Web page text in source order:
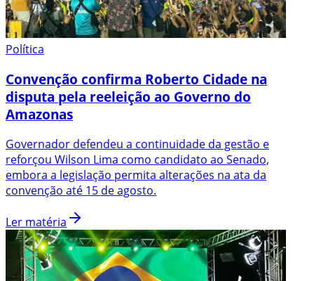
Política
Convenção confirma Roberto Cidade na
disputa pela reeleição ao Governo do
Amazonas
Governador defendeu a continuidade da gestão e
reforçou Wilson Lima como candidato ao Senado,
embora a legislação permita alterações na ata da
convenção até 15 de agosto.
Ler matéria